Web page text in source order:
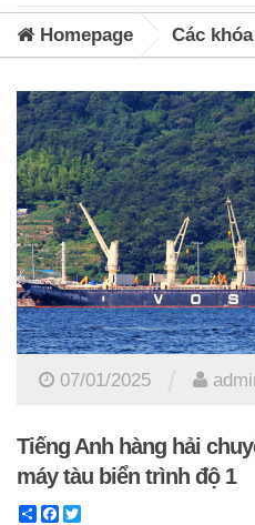
Homepage Các
07/01/2025
Tiếng Anh hàng hải
máy tàu biển trình độ 1
ShareFacebook